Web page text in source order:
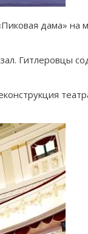
дама» на
Гитлеровцы